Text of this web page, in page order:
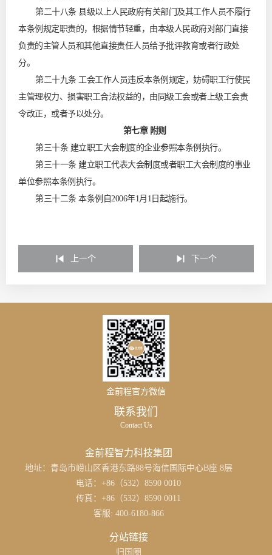
第二十八条 县级以上人民政府有关部门及其工作人员不履行
本条例规定职责的，根据情节轻重，由本级人民政府对部门直接
负责的主管人员和其他直接责任人员给予批评教育或者行政处
分。
第二十九条 工会工作人员违反本条例规定，妨碍职工行使民
主管理权力、损害职工合法权益的，由同级工会或者上级工会责
令改正，或者予以处分。
第七章 附则
第三十条 建立职工大会制度的企业参照本条例执行。
第三十一条 建立职工代表大会制度或者职工大会制度的事业
单位参照本条例执行。
第三十二条 本条例自2006年1月1日起施行。
上一个 下一个
金前程官方微信
联系我们
Contact Us
金前程智力科技集团
地址：青岛市崂山区香港东路88号海信国际中心B座 8层
电话：+86（532）8590 0010
传真：+86（532）8590 0011
客服: 400-6180-866
分站链接
归国圈